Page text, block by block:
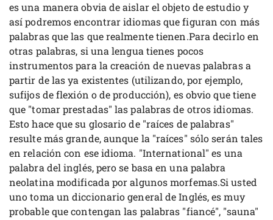
es una manera obvia de aislar el objeto de estudio y
así podremos encontrar idiomas que figuran con más
palabras que las que realmente tienen.Para decirlo en
otras palabras, si una lengua tienes pocos
instrumentos para la creación de nuevas palabras a
partir de las ya existentes (utilizando, por ejemplo,
sufijos de flexión o de producción), es obvio que tiene
que "tomar prestadas" las palabras de otros idiomas.
Esto hace que su glosario de "raíces de palabras"
resulte más grande, aunque la "raíces" sólo serán tales
en relación con ese idioma. "International" es una
palabra del inglés, pero se basa en una palabra
neolatina modificada por algunos morfemas.Si usted
uno toma un diccionario general de Inglés, es muy
probable que contengan las palabras "fiancé", "sauna"